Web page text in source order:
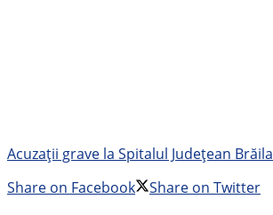
Acuzații grave la Spitalul Județean Brăila
Share on Facebook
Share on Twitter